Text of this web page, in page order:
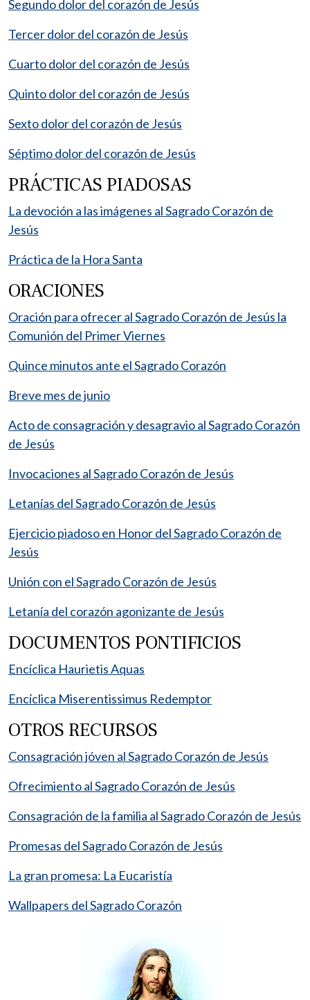
Segundo dolor del corazón de Jesús
Tercer dolor del corazón de Jesús
Cuarto dolor del corazón de Jesús
Quinto dolor del corazón de Jesús
Sexto dolor del corazón de Jesús
Séptimo dolor del corazón de Jesús
PRÁCTICAS PIADOSAS
La devoción a las imágenes al Sagrado Corazón de
Jesús
Práctica de la Hora Santa
ORACIONES
Oración para ofrecer al Sagrado Corazón de Jesús la
Comunión del Primer Viernes
Quince minutos ante el Sagrado Corazón
Breve mes de junio
Acto de consagración y desagravio al Sagrado Corazón
de Jesús
Invocaciones al Sagrado Corazón de Jesús
Letanías del Sagrado Corazón de Jesús
Ejercicio piadoso en Honor del Sagrado Corazón de
Jesús
Unión con el Sagrado Corazón de Jesús
Letanía del corazón agonizante de Jesús
DOCUMENTOS PONTIFICIOS
Encíclica Haurietis Aquas
Encíclica Miserentissimus Redemptor
OTROS RECURSOS
Consagración jóven al Sagrado Corazón de Jesús
Ofrecimiento al Sagrado Corazón de Jesús
Consagración de la familia al Sagrado Corazón de Jesús
Promesas del Sagrado Corazón de Jesús
La gran promesa: La Eucaristía
Wallpapers del Sagrado Corazón